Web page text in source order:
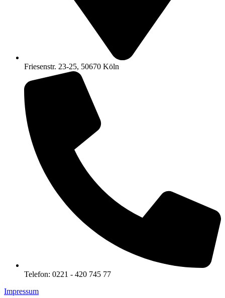
Friesenstr. 23-25, 50670 Köln
Telefon: 0221 - 420 745 77
Impressum